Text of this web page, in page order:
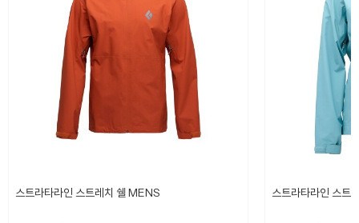
스트라타라인 스트레치 쉘 MENS 스트라타라인 스